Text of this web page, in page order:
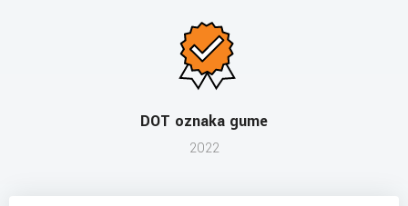
DOT oznaka gume
2022